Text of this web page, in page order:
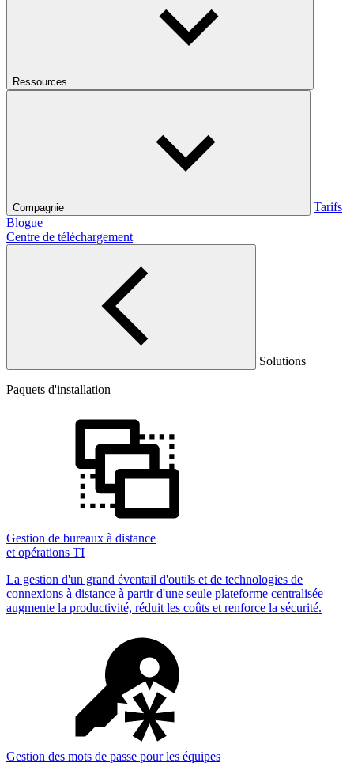
Ressources
Compagnie
Tarifs
Blogue
Centre de téléchargement
Solutions
Paquets d'installation
Gestion de bureaux à distance
et opérations TI
La gestion d'un grand éventail d'outils et de technologies de
connexions à distance à partir d'une seule plateforme centralisée
augmente la productivité, réduit les coûts et renforce la sécurité.
Gestion des mots de passe pour les équipes